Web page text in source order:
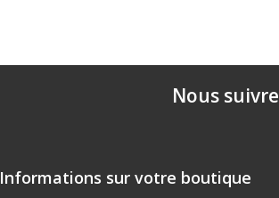
Nous suivre
Informations sur votre boutique